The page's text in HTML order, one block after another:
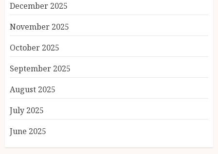
December 2025
November 2025
October 2025
September 2025
August 2025
July 2025
June 2025